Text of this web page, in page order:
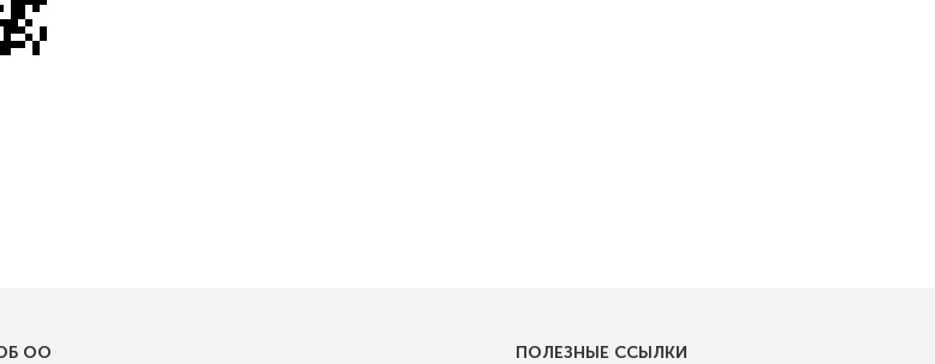
ОО ПОЛЕЗНЫЕ ССЫЛКИ